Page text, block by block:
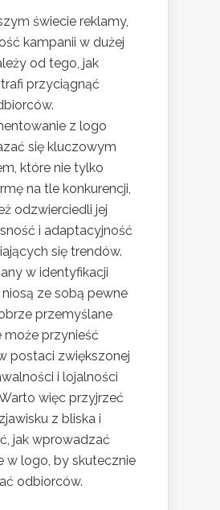
świecie reklamy,
kampanii w dużej
od tego, jak
przyciągnąć
z logo
się kluczowym
które nie tylko
na tle konkurencji,
odzwierciedli jej
i adaptacyjność
się trendów.
w identyfikacji
ze sobą pewne
przemyślane
może przynieść
postaci zwiększonej
i lojalności
więc przyjrzeć
z bliska i
jak wprowadzać
w logo, by skutecznie
odbiorców.